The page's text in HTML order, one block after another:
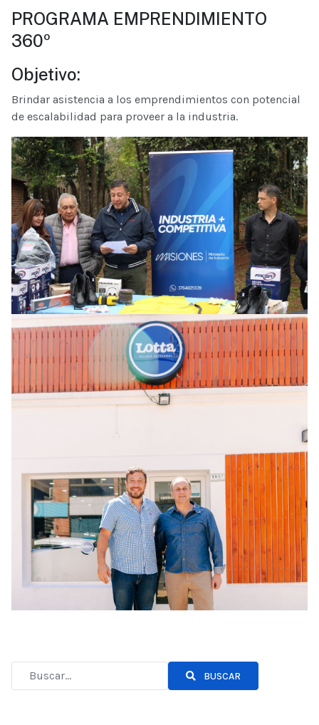
PROGRAMA EMPRENDIMIENTO
360º
Objetivo:
Brindar asistencia a los emprendimientos con potencial
de escalabilidad para proveer a la industria.
BUSCAR